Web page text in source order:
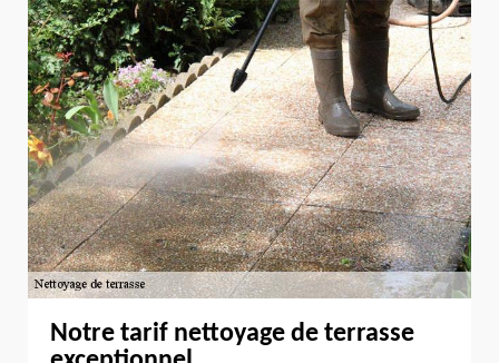
Notre tarif nettoyage de terrasse